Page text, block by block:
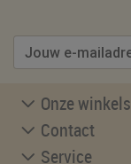
Onze winkels
Contact
Service